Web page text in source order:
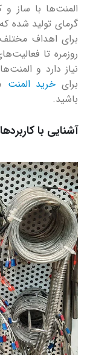
المنت‌ها با ساز
گرمای تولید شده
برای اهداف
روزمره تا
نیاز دارد و
برای خرید المنت
باشید.
آشنایی با